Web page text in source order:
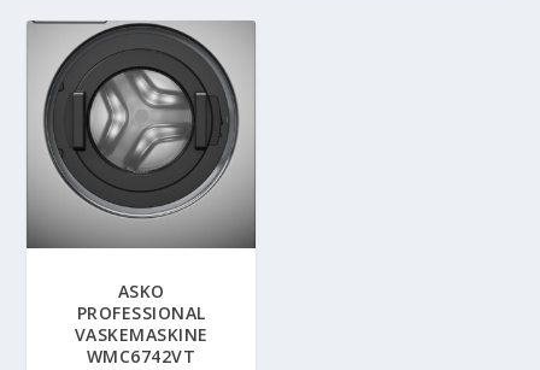
ASKO
PROFESSIONAL
VASKEMASKINE
WMC6742VT